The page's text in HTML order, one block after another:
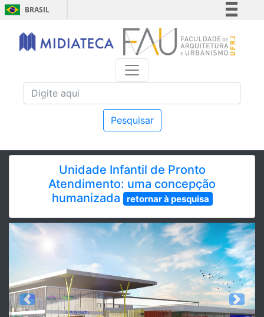
BRASIL
Simplifique!
Comunica BR
Acesso à informação
Pesquisar
Unidade Infantil de Pronto
Atendimento: uma concepção
humanizada
retornar à pesquisa
Previous Next